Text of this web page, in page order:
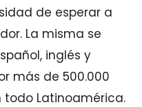
de esperar a
La misma se
inglés y
más de 500.000
todo Latinoamérica.